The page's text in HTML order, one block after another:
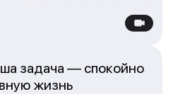
задача — спокойно
жизнь